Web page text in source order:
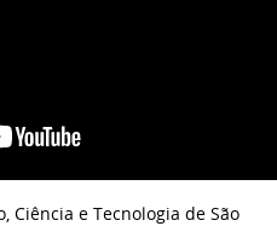
Ciência e Tecnologia de São